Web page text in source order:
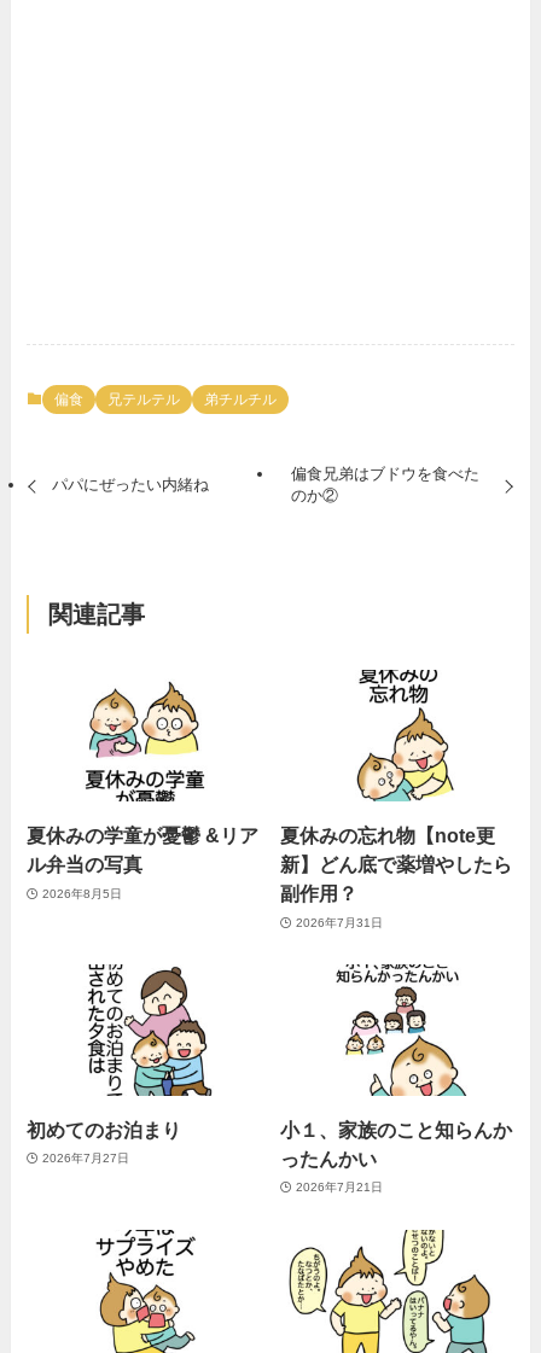
偏食 兄テルテル 弟チルチル
パパにぜったい内緒ね
偏食兄弟はブドウを食べた
のか②
関連記事
夏休みの学童が憂鬱 &リア
ル弁当の写真
2026年8月5日
夏休みの忘れ物【note更
新】どん底で薬増やしたら
副作用？
2026年7月31日
初めてのお泊まり
2026年7月27日
小１、家族のこと知らんか
ったんかい
2026年7月21日